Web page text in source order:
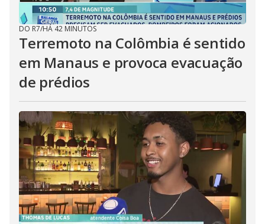
DO R7/HÁ 42 MINUTOS
Terremoto na Colômbia é sentido
em Manaus e provoca evacuação
de prédios